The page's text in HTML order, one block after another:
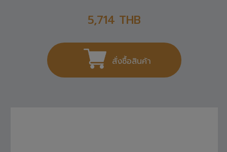
5,714 THB
สั่งซื้อสินค้า